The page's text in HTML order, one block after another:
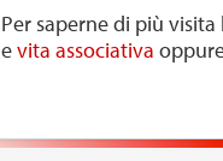
Per saperne di più
evita associativa